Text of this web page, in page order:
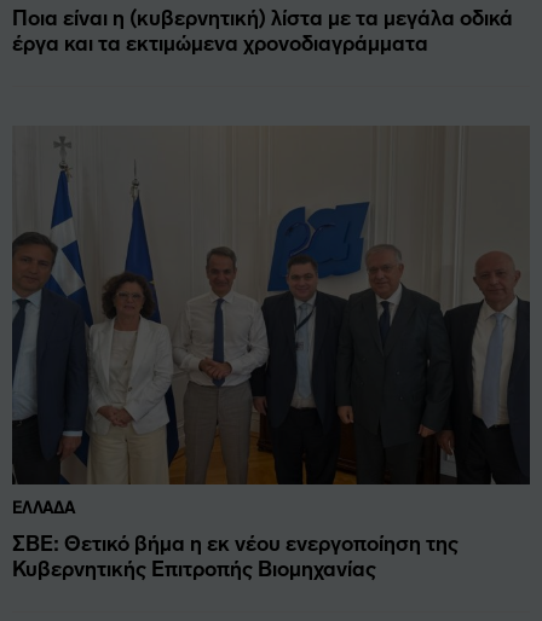
Ποια είναι η (κυβερνητική) λίστα με τα μεγάλα οδικά
έργα και τα εκτιμώμενα χρονοδιαγράμματα
ΕΛΛΆΔΑ
ΣΒΕ: Θετικό βήμα η εκ νέου ενεργοποίηση της
Κυβερνητικής Επιτροπής Βιομηχανίας